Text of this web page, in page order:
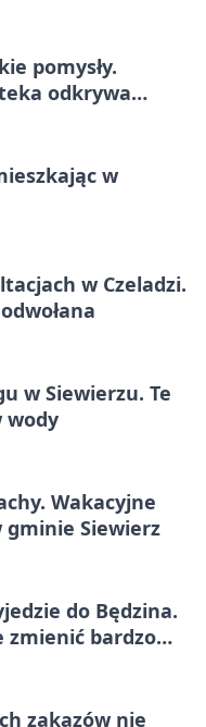
pomysły.
odkrywa
w
w Czeladzi.
w Siewierzu. Te
wody
Wakacyjne
gminie Siewierz
do Będzina.
zmienić bardzo
zakazów nie